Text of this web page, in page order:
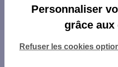
BOIS GUILLAUME HAIE
ROUEN GARE
ROUEN
proximité
SOTTEVILLE-LÈS-ROUEN
Vous êtes ici : Accueil
Personnaliser
grâce
Refuser les cookies